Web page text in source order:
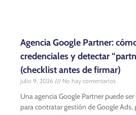
Agencia Google Partner:
credenciales y detectar
(checklist antes de firmar)
julio 9, 2026 No hay comentarios
Una agencia Google Partner puede
para contratar gestión de Google Ads,